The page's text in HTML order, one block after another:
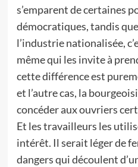
s’emparent de certaines
démocratiques, tandis
l’industrie nationalisée,
même qui les invite à
cette différence est
et l’autre cas, la
concéder aux ouvriers
Et les travailleurs les
intérêt. Il serait léger de
dangers qui découlent